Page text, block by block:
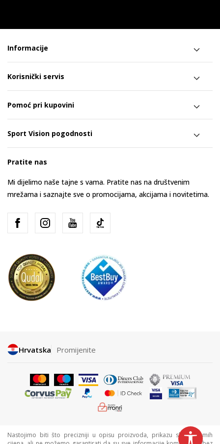
Informacije
Korisnički servis
Pomoć pri kupovini
Sport Vision pogodnosti
Pratite nas
Mi dijelimo naše tajne s vama. Pratite nas na društvenim
mrežama i saznajte sve o promocijama, akcijama i novitetima.
Hrvatska Promijenite
Nastojimo biti što precizniji u opisu proizvoda, prikazu slika i samih